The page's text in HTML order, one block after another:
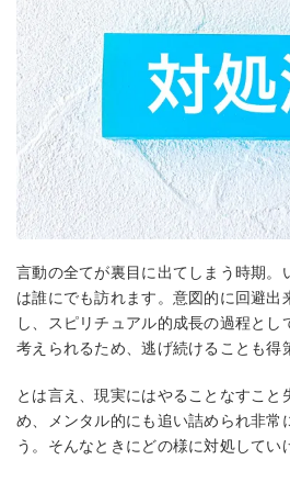
言動の全てが裏目に出てしまう時期。
は誰にでも訪れます。意図的に回避出
し、スピリチュアル的成長の過程とし
考えられるため、逃げ続けることも得
とは言え、現実にはやることなすこと
め、メンタル的にも追い詰められ非常
う。そんなときにどの様に対処してい